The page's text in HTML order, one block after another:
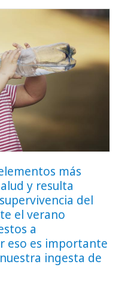
más
y resulta
del
el verano
a
eso es importante
ingesta de